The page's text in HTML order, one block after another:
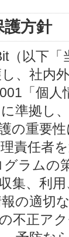
護方針
（以下
、社内
「個
準拠し
の重要
責任者
ラムの
集、利
の適切
不正ア